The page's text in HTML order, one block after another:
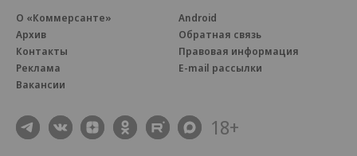
О «Коммерсанте»
Архив
Контакты
Реклама
Вакансии
Android
Обратная связь
Правовая информация
E-mail рассылки
18+